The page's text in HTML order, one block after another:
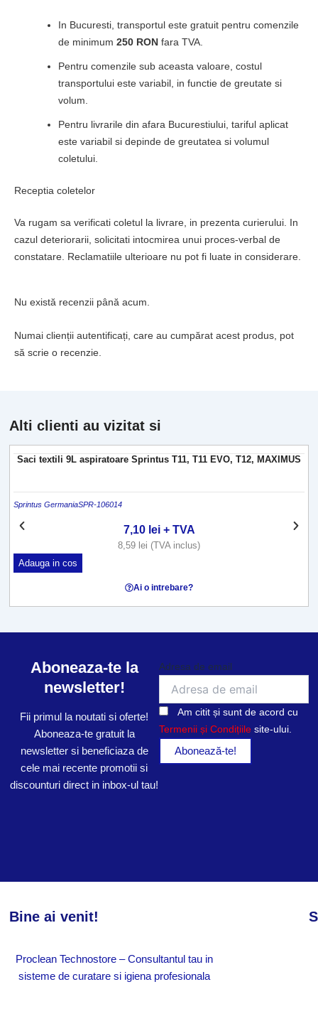
In Bucuresti, transportul este gratuit pentru comenzile
de minimum 250 RON fara TVA.
Pentru comenzile sub aceasta valoare, costul
transportului este variabil, in functie de greutate si
volum.
Pentru livrarile din afara Bucurestiului, tariful aplicat
este variabil si depinde de greutatea si volumul
coletului.
Receptia coletelor
Va rugam sa verificati coletul la livrare, in prezenta curierului. In
cazul deteriorarii, solicitati intocmirea unui proces-verbal de
constatare. Reclamatiile ulterioare nu pot fi luate in considerare.
Nu există recenzii până acum.
Numai clienții autentificați, care au cumpărat acest produs, pot
să scrie o recenzie.
Alti clienti au vizitat si
Saci textili 9L aspiratoare Sprintus T11, T11 EVO, T12, MAXIMUS
Sprintus GermaniaSPR-106014
7,10 lei+ TVA
8,59 lei (TVA inclus)
Adauga in cos
Ai o intrebare?
Aboneaza-te la
newsletter!
Fii primul la noutati si oferte!
Aboneaza-te gratuit la
newsletter si beneficiaza de
cele mai recente promotii si
discounturi direct in inbox-ul tau!
Adresa de email
Am citit și sunt de acord cu
Termenii și Condițiile site-ului.
Bine ai venit!
Proclean Technostore – Consultantul tau in
sisteme de curatare si igiena profesionala